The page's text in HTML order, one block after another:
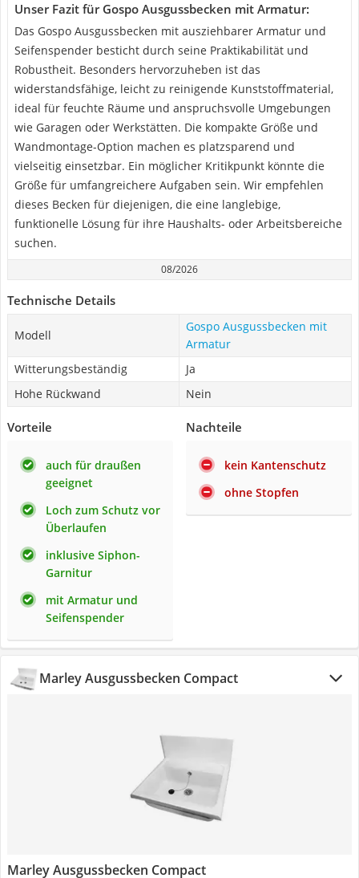
Unser Fazit für Gospo Ausgussbecken mit Armatur:
Das Gospo Ausgussbecken mit ausziehbarer Armatur und
Seifenspender besticht durch seine Praktikabilität und
Robustheit. Besonders hervorzuheben ist das
widerstandsfähige, leicht zu reinigende Kunststoffmaterial,
ideal für feuchte Räume und anspruchsvolle Umgebungen
wie Garagen oder Werkstätten. Die kompakte Größe und
Wandmontage-Option machen es platzsparend und
vielseitig einsetzbar. Ein möglicher Kritikpunkt könnte die
Größe für umfangreichere Aufgaben sein. Wir empfehlen
dieses Becken für diejenigen, die eine langlebige,
funktionelle Lösung für ihre Haushalts- oder Arbeitsbereiche
suchen.
08/2026
Technische Details
Modell
Gospo Ausgussbecken mit
Armatur
Witterungsbeständig
Ja
Hohe Rückwand
Nein
Vorteile
auch für draußen
geeignet
Loch zum Schutz vor
Überlaufen
inklusive Siphon-
Garnitur
mit Armatur und
Seifenspender
Nachteile
kein Kantenschutz
ohne Stopfen
Marley Ausgussbecken Compact
Marley Ausgussbecken Compact